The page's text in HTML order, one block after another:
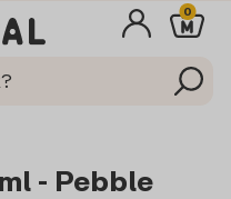
0
- Pebble